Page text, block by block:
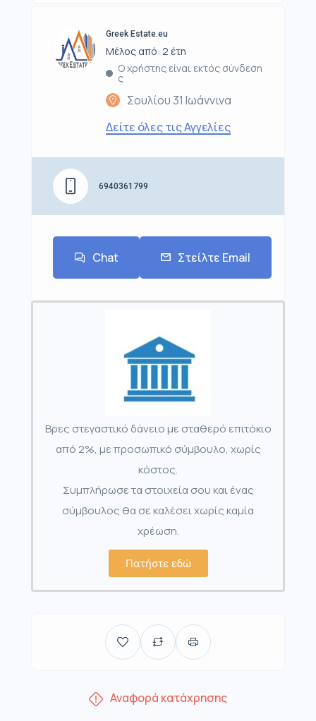
Greek Estate.eu
Μέλος από: 2 έτη
Ο χρήστης είναι εκτός σύνδεση
ς
Σουλίου 31 Ιωάννινα
Δείτε όλες τις Αγγελίες
6940361799
Chat Στείλτε Email
Βρες στεγαστικό δάνειο με σταθερό επιτόκιο
από 2%, με προσωπικό σύμβουλο, χωρίς
κόστος.
Συμπλήρωσε τα στοιχεία σου και ένας
σύμβουλος θα σε καλέσει χωρίς καμία
χρέωση.
Πατήστε εδώ
Αναφορά κατάχρησης